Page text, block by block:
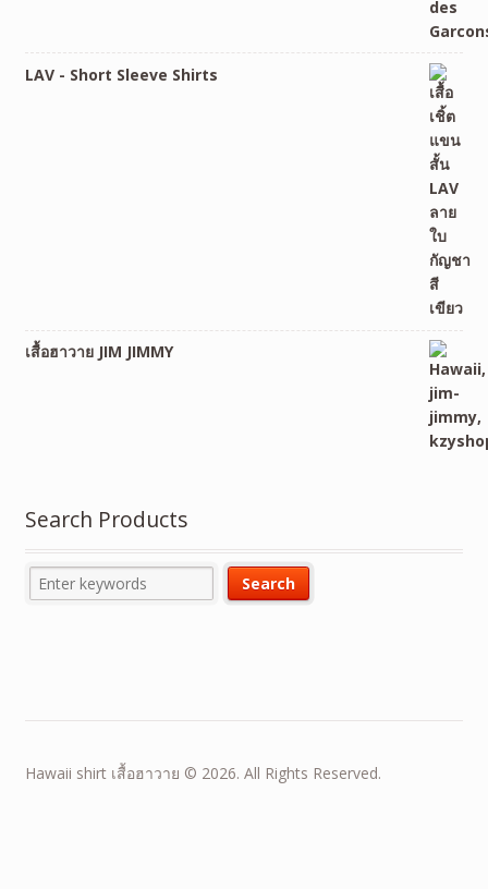
LAV - Short Sleeve Shirts
เสื้อฮาวาย JIM JIMMY
Search Products
Hawaii shirt เสื้อฮาวาย © 2026. All Rights Reserved.